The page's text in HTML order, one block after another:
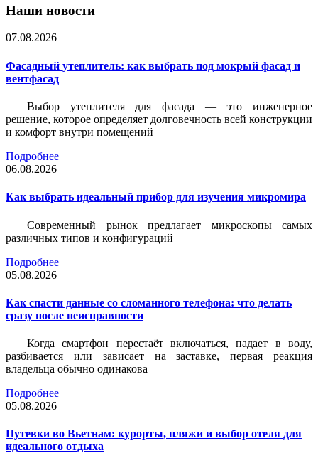
Наши новости
07.08.2026
Фасадный утеплитель: как выбрать под мокрый фасад и
вентфасад
Выбор утеплителя для фасада — это инженерное
решение, которое определяет долговечность всей конструкции
и комфорт внутри помещений
Подробнее
06.08.2026
Как выбрать идеальный прибор для изучения микромира
Современный рынок предлагает микроскопы самых
различных типов и конфигураций
Подробнее
05.08.2026
Как спасти данные со сломанного телефона: что делать
сразу после неисправности
Когда смартфон перестаёт включаться, падает в воду,
разбивается или зависает на заставке, первая реакция
владельца обычно одинакова
Подробнее
05.08.2026
Путевки во Вьетнам: курорты, пляжи и выбор отеля для
идеального отдыха